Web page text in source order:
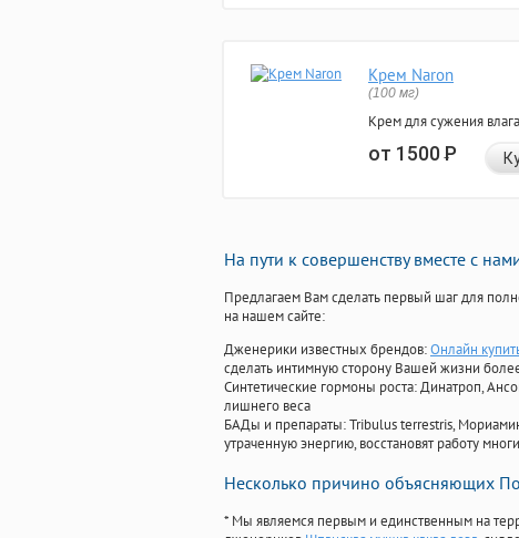
Крем Naron
(100 мг)
Крем для сужения
от 1500Р
На пути к совершенству вместе с
Предлагаем Вам сделать первый шаг для
на нашем сайте:
Дженерики известных брендов:Онлайн
сделать интимную сторону Вашей жизни
Синтетические гормоны роста: Динатроп,
лишнего веса
БАДы и препараты:Tribulus terrestris,
утраченную энергию, восстановят работу
Несколько причино объясняющих
* Мы являемся первым и единственным на